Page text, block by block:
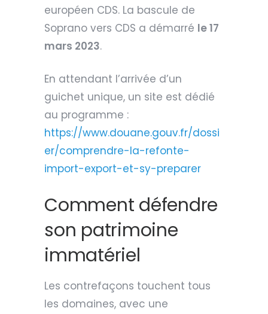
européen CDS. La bascule de
Soprano vers CDS a démarré le 17
mars 2023.
En attendant l’arrivée d’un
guichet unique, un site est dédié
au programme :
https://www.douane.gouv.fr/dossi
er/comprendre-la-refonte-
import-export-et-sy-preparer
Comment défendre
son patrimoine
immatériel
Les contrefaçons touchent tous
les domaines, avec une